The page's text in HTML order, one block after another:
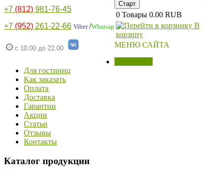
+7 (812) 981-76-45
+7 (952) 261-22-66 Viber/Whatsap
с 10.00 до 22.00
0 Товары 0.00 RUB
В
корзину
МЕНЮ САЙТА
Для гостиниц
Как заказать
Оплата
Доставка
Гарантии
Акции
Статьи
Отзывы
Контакты
Каталог продукции